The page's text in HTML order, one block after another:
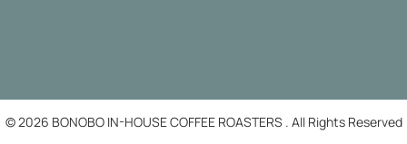
© 2026 BONOBO IN-HOUSE COFFEE ROASTERS . All Rights Reserved